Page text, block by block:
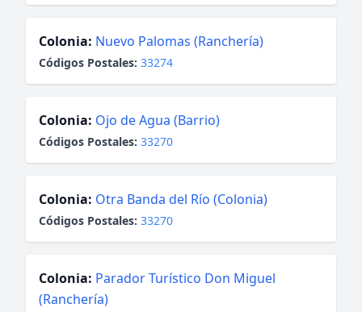
Colonia: Nuevo Palomas (Ranchería)
Códigos Postales: 33274
Colonia: Ojo de Agua (Barrio)
Códigos Postales: 33270
Colonia: Otra Banda del Río (Colonia)
Códigos Postales: 33270
Colonia: Parador Turístico Don Miguel
(Ranchería)